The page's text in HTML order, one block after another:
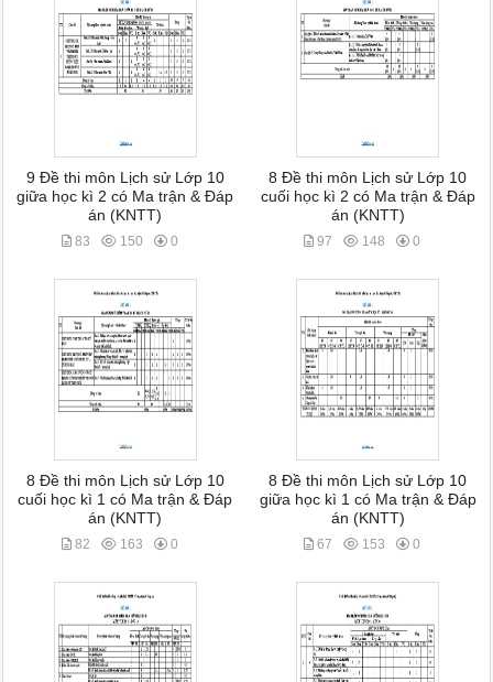
9 Đề thi môn Lịch sử Lớp 10
giữa học kì 2 có Ma trận & Đáp
án (KNTT)
83 150 0
8 Đề thi môn Lịch sử Lớp 10
cuối học kì 2 có Ma trận & Đáp
án (KNTT)
97 148 0
8 Đề thi môn Lịch sử Lớp 10
cuối học kì 1 có Ma trận & Đáp
án (KNTT)
82 163 0
8 Đề thi môn Lịch sử Lớp 10
giữa học kì 1 có Ma trận & Đáp
án (KNTT)
67 153 0